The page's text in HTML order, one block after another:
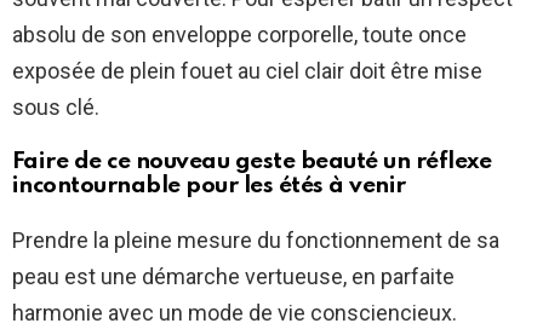
absolu de son enveloppe corporelle, toute once
exposée de plein fouet au ciel clair doit être mise
sous clé.
Faire de ce nouveau geste beauté un réflexe
incontournable pour les étés à venir
Prendre la pleine mesure du fonctionnement de sa
peau est une démarche vertueuse, en parfaite
harmonie avec un mode de vie consciencieux.